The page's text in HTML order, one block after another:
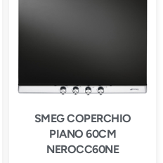
SMEG COPERCHIO
PIANO 60CM
NEROCC60NE